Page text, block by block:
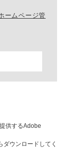
ームページ管
供するAdobe
ウンロードしてく